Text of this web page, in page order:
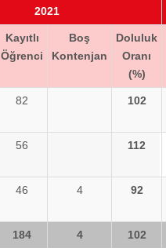
2021
Kayıtlı
Öğrenci
Boş
Kontenjan
Doluluk
Oranı
(%)
82 102
56 112
46 4 92
184 4 102